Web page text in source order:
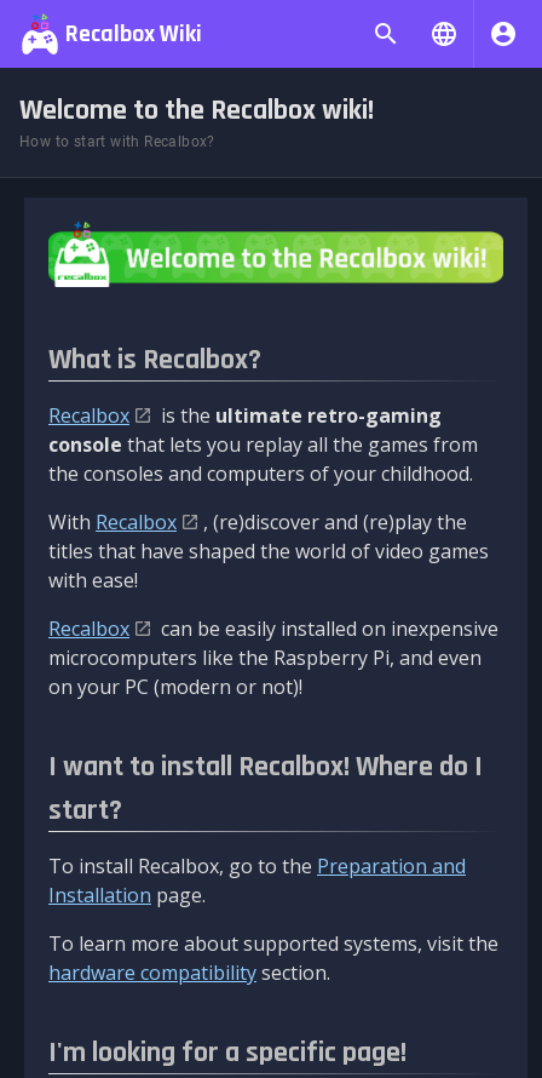
Recalbox Wiki
Welcome to the Recalbox wiki!
How to start with Recalbox?
What is Recalbox?
Recalbox is the ultimate retro-gaming
console that lets you replay all the games from
the consoles and computers of your childhood.
With Recalbox
, (re)discover and (re)play the
titles that have shaped the world of video games
with ease!
Recalbox
can be easily installed on inexpensive
microcomputers like the Raspberry Pi, and even
on your PC (modern or not)!
I want to install Recalbox! Where do I
start?
To install Recalbox, go to the Preparation and
Installation page.
To learn more about supported systems, visit the
hardware compatibilitysection.
I'm looking for a specific page!